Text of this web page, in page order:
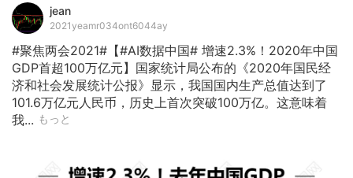
jean
2021yeamr034ont6044ay
#聚焦两会2021#【#AI数据中国# 增速2.3%！2020年中国
GDP首超100万亿元】国家统计局公布的《2020年国民经
济和社会发展统计公报》显示，我国国内生产总值达到了
101.6万亿元人民币，历史上首次突破100万亿。这意味着
我... もっと